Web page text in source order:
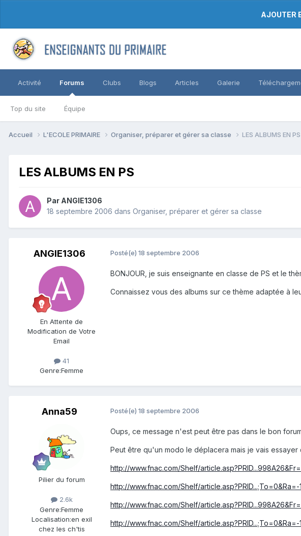
AJOUTER
Activité Forums
Top du site Équipe
Clubs Blogs Articles Galerie
Accueil L'ECOLE PRIMAIRE Organiser, préparer et gérer sa classe LES ALBUMS EN PS
LES ALBUMS EN PS
Par ANGIE1306
18 septembre 2006 dans Organiser, préparer et gérer sa classe
ANGIE1306
En Attente de
Modification de Votre
Email
41
Genre:Femme
Posté(e) 18 septembre 2006
BONJOUR, je suis enseignante en classe de PS et le
Connaissez vous des albums sur ce thème adaptée à
Anna59
Pilier du forum
2.6k
Genre:Femme
Localisation:en exil
chez les ch'tis
Posté(e) 18 septembre 2006
Oups, ce message n'est peut être pas dans le bon
Peut être qu'un modo le déplacera mais je vais essayer
http://www.fnac.com/Shelf/
http://www.fnac.com/Shelf/article.asp?PRID...;To=0&Ra=-1
http://www.fnac.com/Shelf/
http://www.fnac.com/Shelf/article.asp?PRID...;To=0&Ra=-1